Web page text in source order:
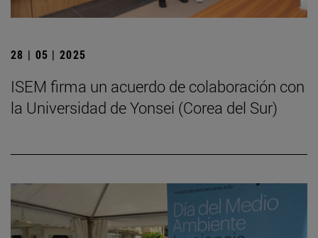
28 | 05 | 2025
ISEM firma un acuerdo de colaboración con
la Universidad de Yonsei (Corea del Sur)